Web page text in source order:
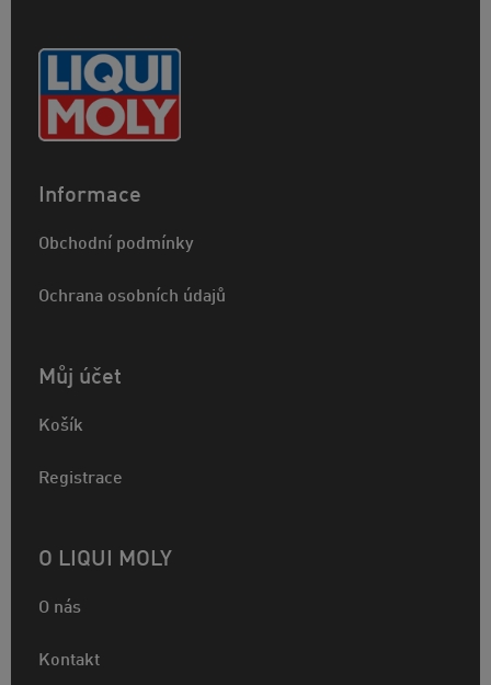
Informace
Obchodní podmínky
Ochrana osobních údajů
Můj účet
Košík
Registrace
O LIQUI MOLY
O nás
Kontakt